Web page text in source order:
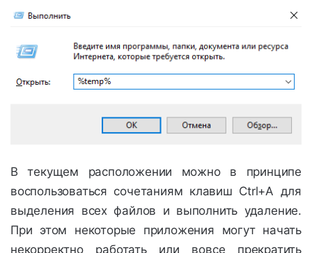
В текущем расположении можно в принципе
воспользоваться сочетаниям клавиш Ctrl+A для
выделения всех файлов и выполнить удаление.
При этом некоторые приложения могут начать
некорректно работать или вовсе прекратить